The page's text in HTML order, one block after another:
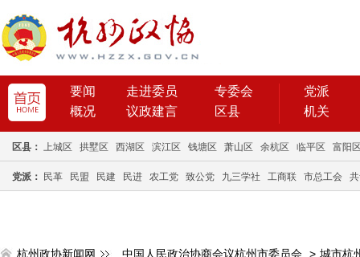
要闻 走进委员
专委会
概况
议政建言 区县
党派
机关
区县： 上城区 拱墅区 西湖区 滨江区 钱塘区 萧山区 余杭区 临平区 富阳
党派： 民革 民盟 民建 民进 农工党 致公党 九三学社 工商联 市总工会
杭州政协新闻网 中国人民政治协商会议杭州市委员会 > 城市杭